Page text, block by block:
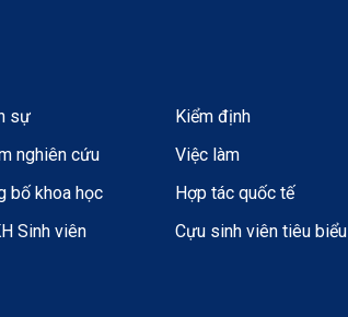
sự
nghiên cứu
bố khoa học
Sinh viên
Kiểm định
Việc làm
Hợp tác quốc tế
Cựu sinh viên tiêu biểu